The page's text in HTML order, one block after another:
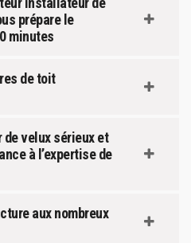
prépare le
minutes
de toit
de velux sérieux et
à l’expertise de
aux nombreux